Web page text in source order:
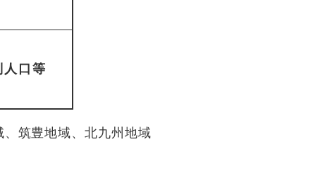
口等
筑豊地域、北九州地域